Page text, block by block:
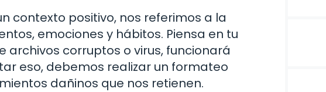
contexto positivo, nos referimos a la
emociones y hábitos. Piensa en tu
corruptos o virus, funcionará
eso, debemos realizar un formateo
dañinos que nos retienen.